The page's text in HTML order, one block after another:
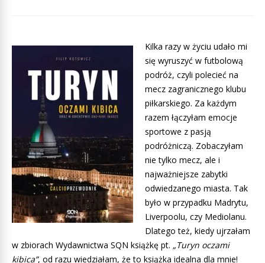
Kilka razy w życiu udało mi
się wyruszyć w futbolową
podróż, czyli polecieć na
mecz zagranicznego klubu
piłkarskiego. Za każdym
razem łączyłam emocje
sportowe z pasją
podróżniczą. Zobaczyłam
nie tylko mecz, ale i
najważniejsze zabytki
odwiedzanego miasta. Tak
było w przypadku Madrytu,
Liverpoolu, czy Mediolanu.
Dlatego też, kiedy ujrzałam
w zbiorach Wydawnictwa SQN książkę pt. „Turyn oczami
kibica”, od razu wiedziałam, że to książka idealna dla mnie!